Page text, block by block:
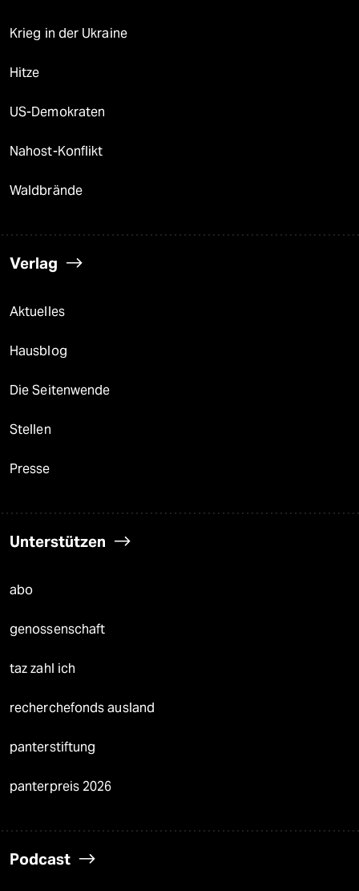
Krieg in der Ukraine
Hitze
US-Demokraten
Nahost-Konflikt
Waldbrände
Verlag
Aktuelles
Hausblog
Die Seitenwende
Stellen
Presse
Unterstützen
abo
genossenschaft
taz zahl ich
recherchefonds ausland
panterstiftung
panterpreis 2026
Podcast